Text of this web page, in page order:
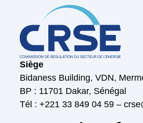
Siège
Bidaness Building, VDN,
BP : 11701 Dakar, Sénégal
Tél : +221 33 849 04 59 –